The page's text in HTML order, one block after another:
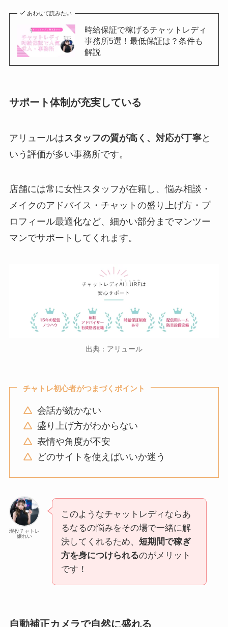
あわせて読みたい
時給保証で稼げるチャットレディ
事務所5選！最低保証は？条件も
解説
サポート体制が充実している
アリュールはスタッフの質が高く、対応が丁寧と
いう評価が多い事務所です。
店舗には常に女性スタッフが在籍し、悩み相談・
メイクのアドバイス・チャットの盛り上げ方・プ
ロフィール最適化など、細かい部分までマンツー
マンでサポートしてくれます。
出典：アリュール
チャトレ初心者がつまづくポイント
会話が続かない
盛り上げ方がわからない
表情や角度が不安
どのサイトを使えばいいか迷う
現役チャトレ
嬢れい
このようなチャットレディならあ
るなるの悩みをその場で一緒に解
決してくれるため、 短期間で稼ぎ
方を身につけられるのがメリット
です！
自動補正カメラで自然に盛れる